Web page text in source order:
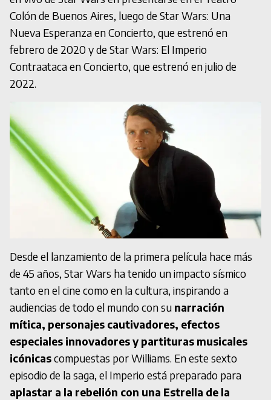
Colón de Buenos Aires, luego de Star Wars: Una
Nueva Esperanza en Concierto, que estrenó en
febrero de 2020 y de Star Wars: El Imperio
Contraataca en Concierto, que estrenó en julio de
2022.
Desde el lanzamiento de la primera película hace más
de 45 años, Star Wars ha tenido un impacto sísmico
tanto en el cine como en la cultura, inspirando a
audiencias de todo el mundo con su narración
mítica, personajes cautivadores, efectos
especiales innovadores y partituras musicales
icónicascompuestas por Williams. En este sexto
episodio de la saga, el Imperio está preparado para
aplastar a la rebelión con una Estrella de la